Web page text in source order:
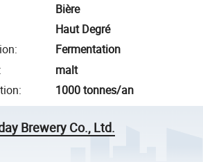
Bière
Haut Degré
:
Fermentation
:
malt
: 1000 tonnes/an
Brewery Co., Ltd.